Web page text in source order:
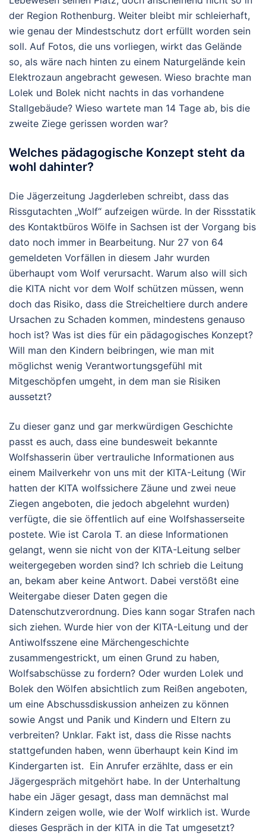
der Region Rothenburg. Weiter bleibt mir schleierhaft,
wie genau der Mindestschutz dort erfüllt worden sein
soll. Auf Fotos, die uns vorliegen, wirkt das Gelände
so, als wäre nach hinten zu einem Naturgelände kein
Elektrozaun angebracht gewesen. Wieso brachte man
Lolek und Bolek nicht nachts in das vorhandene
Stallgebäude? Wieso wartete man 14 Tage ab, bis die
zweite Ziege gerissen worden war?
Welches pädagogische Konzept steht da
wohl dahinter?
Die Jägerzeitung Jagderleben schreibt, dass das
Rissgutachten „Wolf“ aufzeigen würde. In der Rissstatik
des Kontaktbüros Wölfe in Sachsen ist der Vorgang bis
dato noch immer in Bearbeitung. Nur 27 von 64
gemeldeten Vorfällen in diesem Jahr wurden
überhaupt vom Wolf verursacht. Warum also will sich
die KITA nicht vor dem Wolf schützen müssen, wenn
doch das Risiko, dass die Streicheltiere durch andere
Ursachen zu Schaden kommen, mindestens genauso
hoch ist? Was ist dies für ein pädagogisches Konzept?
Will man den Kindern beibringen, wie man mit
möglichst wenig Verantwortungsgefühl mit
Mitgeschöpfen umgeht, in dem man sie Risiken
aussetzt?
Zu dieser ganz und gar merkwürdigen Geschichte
passt es auch, dass eine bundesweit bekannte
Wolfshasserin über vertrauliche Informationen aus
einem Mailverkehr von uns mit der KITA-Leitung (Wir
hatten der KITA wolfssichere Zäune und zwei neue
Ziegen angeboten, die jedoch abgelehnt wurden)
verfügte, die sie öffentlich auf eine Wolfshasserseite
postete. Wie ist Carola T. an diese Informationen
gelangt, wenn sie nicht von der KITA-Leitung selber
weitergegeben worden sind? Ich schrieb die Leitung
an, bekam aber keine Antwort. Dabei verstößt eine
Weitergabe dieser Daten gegen die
Datenschutzverordnung. Dies kann sogar Strafen nach
sich ziehen. Wurde hier von der KITA-Leitung und der
Antiwolfsszene eine Märchengeschichte
zusammengestrickt, um einen Grund zu haben,
Wolfsabschüsse zu fordern? Oder wurden Lolek und
Bolek den Wölfen absichtlich zum Reißen angeboten,
um eine Abschussdiskussion anheizen zu können
sowie Angst und Panik und Kindern und Eltern zu
verbreiten? Unklar. Fakt ist, dass die Risse nachts
stattgefunden haben, wenn überhaupt kein Kind im
Kindergarten ist. Ein Anrufer erzählte, dass er ein
Jägergespräch mitgehört habe. In der Unterhaltung
habe ein Jäger gesagt, dass man demnächst mal
Kindern zeigen wolle, wie der Wolf wirklich ist. Wurde
dieses Gespräch in der KITA in die Tat umgesetzt?